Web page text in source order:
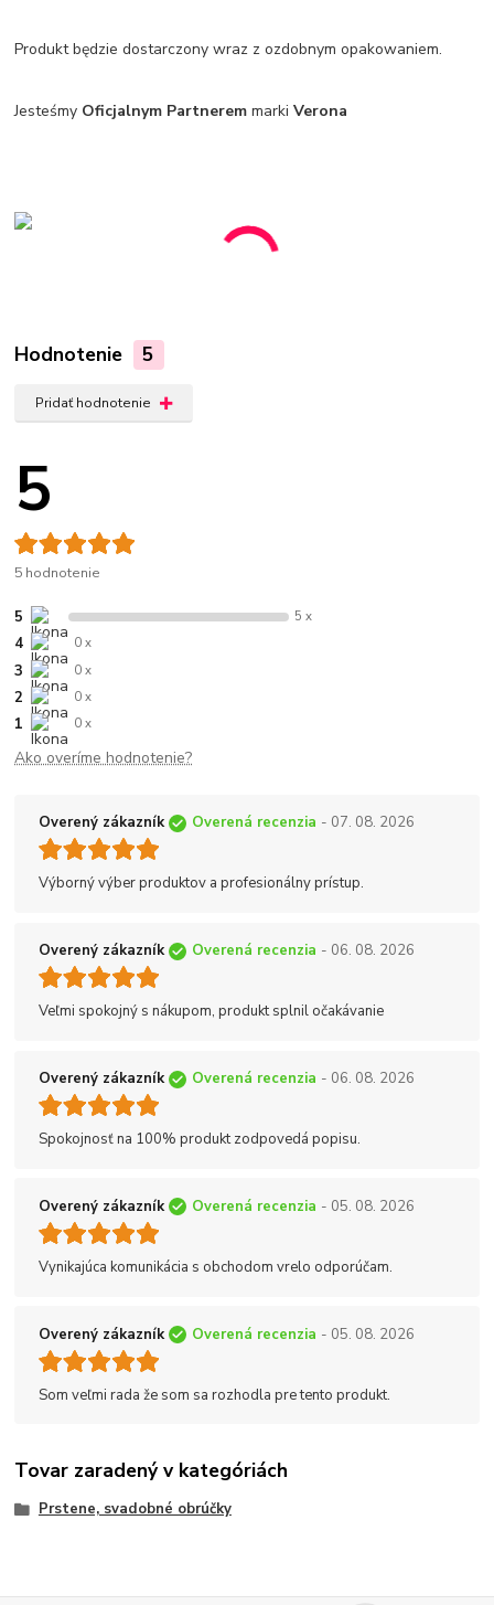
Produkt będzie dostarczony wraz z ozdobnym opakowaniem.
Jesteśmy Oficjalnym PartneremmarkiVerona
Hodnotenie 5
Pridať hodnotenie
5
5 hodnotenie
5 5 x
4 0 x
3 0 x
2 0 x
1 0 x
Ako overíme hodnotenie?
Overený zákazník Overená recenzia - 07. 08. 2026
Výborný výber produktov a profesionálny prístup.
Overený zákazník Overená recenzia - 06. 08. 2026
Veľmi spokojný s nákupom, produkt splnil očakávanie
Overený zákazník Overená recenzia - 06. 08. 2026
Spokojnosť na 100% produkt zodpovedá popisu.
Overený zákazník Overená recenzia - 05. 08. 2026
Vynikajúca komunikácia s obchodom vrelo odporúčam.
Overený zákazník Overená recenzia - 05. 08. 2026
Som veľmi rada že som sa rozhodla pre tento produkt.
Tovar zaradený v kategóriách
Prstene, svadobné obrúčky